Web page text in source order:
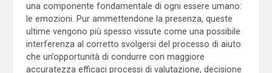
una componente fondamentale di ogni essere umano:
le emozioni. Pur ammettendone la presenza, queste
ultime vengono più spesso vissute come una possibile
interferenza al corretto svolgersi del processo di aiuto
che un’opportunità di condurre con maggiore
accuratezza efficaci processi di valutazione, decisione